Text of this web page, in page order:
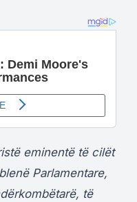
eminentë të cilët
Parlamentare,
të